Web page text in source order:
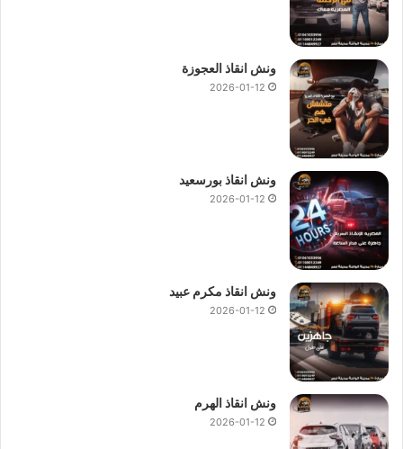
ونش انقاذ العجوزة
2026-01-12
ونش انقاذ بورسعيد
2026-01-12
ونش انقاذ مكرم عبيد
2026-01-12
ونش انقاذ الهرم
2026-01-12